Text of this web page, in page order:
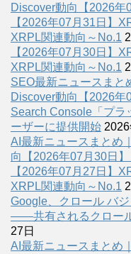
Discover動向【2026年
【2026年07月31日】
XRPL関連動向～No.1
【2026年07月30日】
XRPL関連動向～No.1
SEO最新ニュースまと
Discover動向【2026年
Search Console「プラ
ーザーに提供開始
AI最新ニュースまとめ
向【2026年07月30日
【2026年07月27日】
XRPL関連動向～No.1
Google、クロール バ
――共有されるクロー
27日
AI最新ニュースまとめ